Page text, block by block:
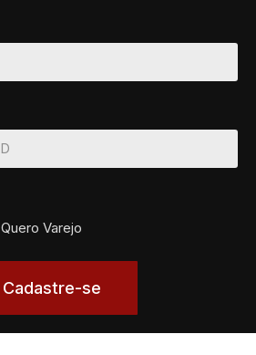
Quero Varejo
Cadastre-se